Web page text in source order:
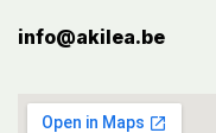
info@akilea.be​